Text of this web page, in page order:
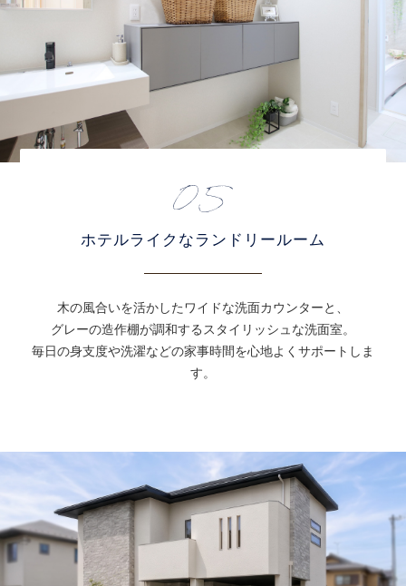
ホテルライクなランドリールーム
木の風合いを活かしたワイドな洗面カウンターと、
グレーの造作棚が調和するスタイリッシュな洗面室。
毎日の身支度や洗濯などの家事時間を心地よくサポートしま
す。